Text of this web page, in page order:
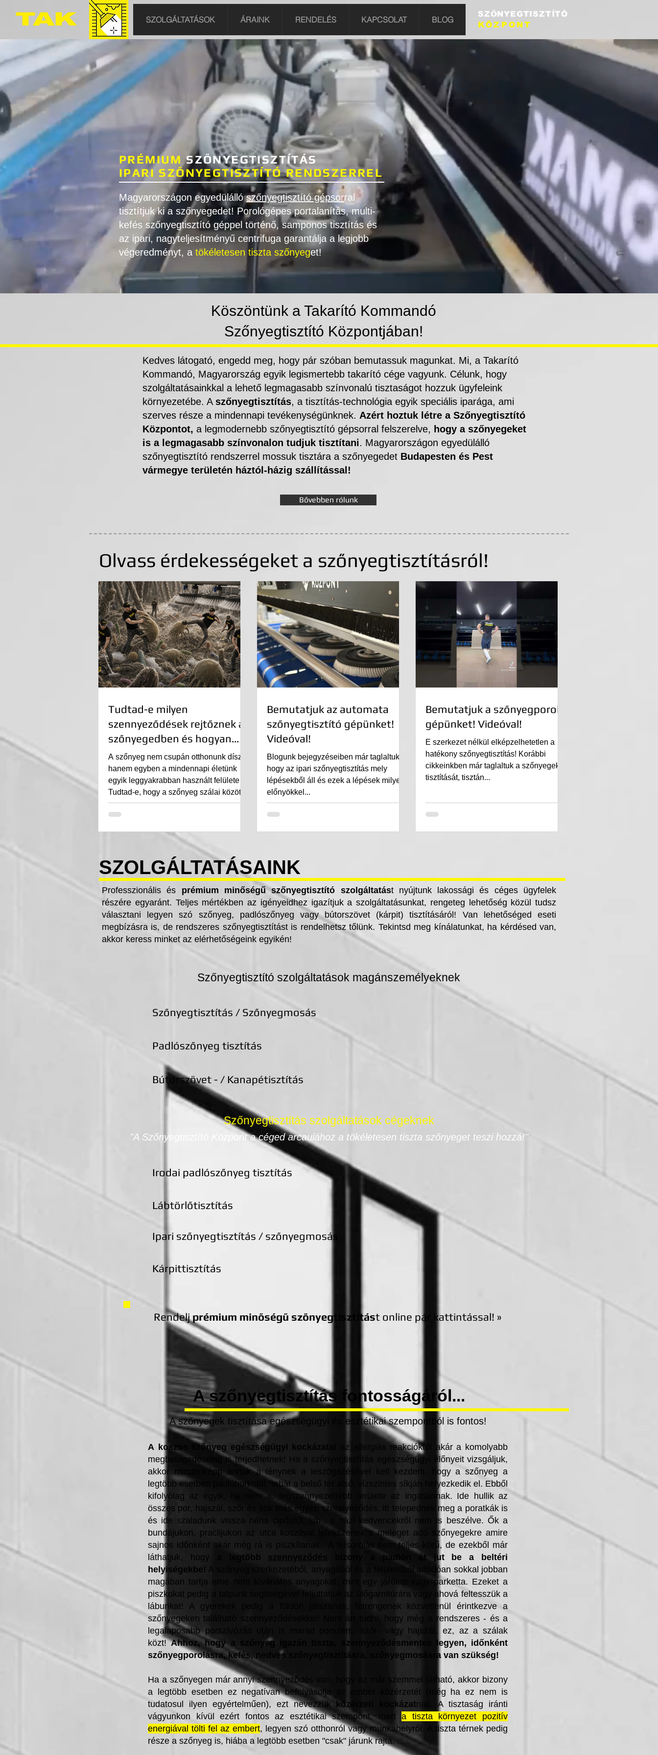
SZOLGÁLTATÁSOK ÁRAINK RENDELÉS KAPCSOLAT BLOG
SZŐNYEGTISZTÍTÓ
KÖZPONT
PRÉMIUMSZŐNYEGTISZTÍTÁS
IPARI SZŐNYEGTISZTÍTÓ RENDSZERREL
Magyarországon egyedülállószőnyegtisztító gépsorral
tisztítjuk ki a szőnyegedet! Porológépes portalanítás, multi-
kefés szőnyegtisztító géppel történő, samponos tisztítás és
az ipari, nagyteljesítményű centrifuga garantálja a legjobb
végeredményt, a tökéletesen tiszta szőnyeget!
Köszöntünk a Takarító Kommandó
Szőnyegtisztító Központjában!
Kedves látogató, engedd meg, hogy pár szóban bemutassuk magunkat. Mi, a Takarító
Kommandó, Magyarország egyik legismertebb takarító cége vagyunk. Célunk, hogy
szolgáltatásainkkal a lehető legmagasabb színvonalú tisztaságot hozzuk ügyfeleink
környezetébe. A szőnyegtisztítás, a tisztítás-technológia egyik speciális iparága, ami
szerves része a mindennapi tevékenységünknek. Azért hoztuk létre a Szőnyegtisztító
Központot, a legmodernebb szőnyegtisztító gépsorral felszerelve, hogy a szőnyegeket
is a legmagasabb színvonalon tudjuk tisztítani. Magyarországon egyedülálló
szőnyegtisztító rendszerrel mossuk tisztára a szőnyegedet Budapesten és Pest
vármegye területén háztól-házig szállítással!
Bővebben rólunk
Olvass érdekességeket a szőnyegtisztításról!
Tudtad-e milyen
szennyeződések rejtőznek a
szőnyegedben és hogyan
távolíthatod el őket?
A szőnyeg nem csupán otthonunk dísze,
hanem egyben a mindennapi életünk
egyik leggyakrabban használt felülete is.
Tudtad-e, hogy a szőnyeg szálai között
rengetegféle szennyeződés rejtőzhet,
amelyek nemcsak esztétikai problémát
hatással lehetnek? Ebben a cikkben
megmutatjuk, milyen szennyeződések
gyűlhetnek össze a szőnyegedben, és
milyen eszközökkel, tisztítószerekkel
távolíthatod el őket hatékonyan. Emellett
hasznos ápolási tanácsokat is kapsz
Bemutatjuk az automata
szőnyegtisztító gépünket!
Videóval!
Blogunk bejegyzéseiben már taglaltuk,
hogy az ipari szőnyegtisztítás mely
lépésekből áll és ezek a lépések milyen
előnyökkel...
Bemutatjuk a szőnyegporoló
gépünket! Videóval!
E szerkezet nélkül elképzelhetetlen a
hatékony szőnyegtisztítás! Korábbi
cikkeinkben már taglaltuk a szőnyegek
tisztítását, tisztán...
SZOLGÁLTATÁSAINK
Professzionális és prémium minőségű szőnyegtisztító szolgáltatást nyújtunk lakossági és céges ügyfelek
részére egyaránt. Teljes mértékben az igényeidhez igazítjuk a szolgáltatásunkat, rengeteg lehetőség közül tudsz
választani legyen szó szőnyeg, padlószőnyeg vagy bútorszövet (kárpit) tisztításáról! Van lehetőséged eseti
megbízásra is, de rendszeres szőnyegtisztítást is rendelhetsz tőlünk. Tekintsd meg kínálatunkat, ha kérdésed van,
akkor keress minket az elérhetőségeink egyikén!
Szőnyegtisztító szolgáltatások magánszemélyeknek
Szőnyegtisztítás / Szőnyegmosás
Padlószőnyeg tisztítás
Bútorszövet - / Kanapétisztítás
Szőnyegtisztítás szolgáltatások cégeknek
"A Szőnyegtisztító Központ a cégedarcauláhoza tökéletesen tiszta szőnyeget teszi hozzá!"
Irodai padlószőnyeg tisztítás
Lábtörlőtisztítás
Ipari szőnyegtisztítás / szőnyegmosás
Kárpittisztítás
Rendeljprémium minőségű szőnyegtisztítást online pár kattintással! »
A szőnyegtisztítás fontosságáról...
A szőnyegek tisztítása egészségügyi és esztétikai szempontból is fontos!
A koszos szőnyeg egészségügyi kockázatai az
allergiás reakcióktól akár a komolyabb
megbetegedésekig is terjedhetnek! Ha a
szőnyegtisztítás
egészségügyi előnyeit vizsgáljuk,
akkor mindenképp annak a ténynek a leszögezésével kell kezdeni, hogy a szőnyeg a
legtöbb esetben padlóburkolat, tehát a belső tér alsó, vízszintes síkján helyezkedik el. Ebből
kifolyólag az egyik, ha nem a, legszennyezettebb területe az ingatlannak. Ide hullik az
összes por, hajszál, szőr és sok más egyéb szennyeződés, itt telepednek meg a poratkák is
és ide szaladunk vissza néha cipőstül, stb., a házi kedvencekről nem is beszélve. Ők a
bundájukon, praclijukon az utca koszával lefekszenek a meleget adó szőnyegekre amire
sajnos időnként akár még rá is piszkítanak.. A felsorolás nem teljes körű, de ezekből már
láthatjuk, hogy
a legtöbb szennyeződés
bizony a padlón át jut be a beltéri
helyiségekbe! A szőnyeg szerkezetéből, anyagából és a felületéből adódóan sokkal jobban
magában tartja eme nem kívánatos anyagokat, mint egy járólap vagy parketta. Ezeket a
piszkokat pedig a talpunk segítségével feljuttatjuk az ülőgarnitúrára vagy ahová feltesszük a
lábunkat! A gyerekek pedig a földön játszanak, fetrengenek közvetlenül érintkezve a
szőnyegeken található szennyeződésekkel! Nem árt tudni, hogy még a rendszeres - és a
legalaposabb porszívózás után is marad porszem, szőr- vagy hajszál, ez, az a szálak
közt!Ahhoz, hogy a szőnyeg igazán tiszta, szennyeződésmentes legyen, időnként
szőnyegporolásra, kefés, nedves
szőnyegtisztításra, szőnyegmosásra van szükség!
Ha a szőnyegen már annyi szennyeződés van, hogy az már szemmel látható, akkor bizony
a legtöbb esetben ez negatívan befolyásolja az ember közérzetét (még ha ez nem is
tudatosul ilyen egyértelműen), ezt nevezzük
közérzeti kockázatnak. A tisztaság iránti
vágyunkon kívül ezért fontos az esztétikai szempont, merta tiszta környezet pozitív
energiával tölti fel az embert, legyen szó otthonról vagy munkahelyről. A tiszta térnek pedig
része a szőnyeg is, hiába a legtöbb esetben "csak" járunk rajta.